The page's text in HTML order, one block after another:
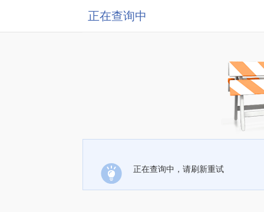
正在查询中
正在查询中，请刷新重试